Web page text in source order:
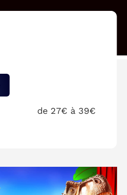
de 27€ à 39€